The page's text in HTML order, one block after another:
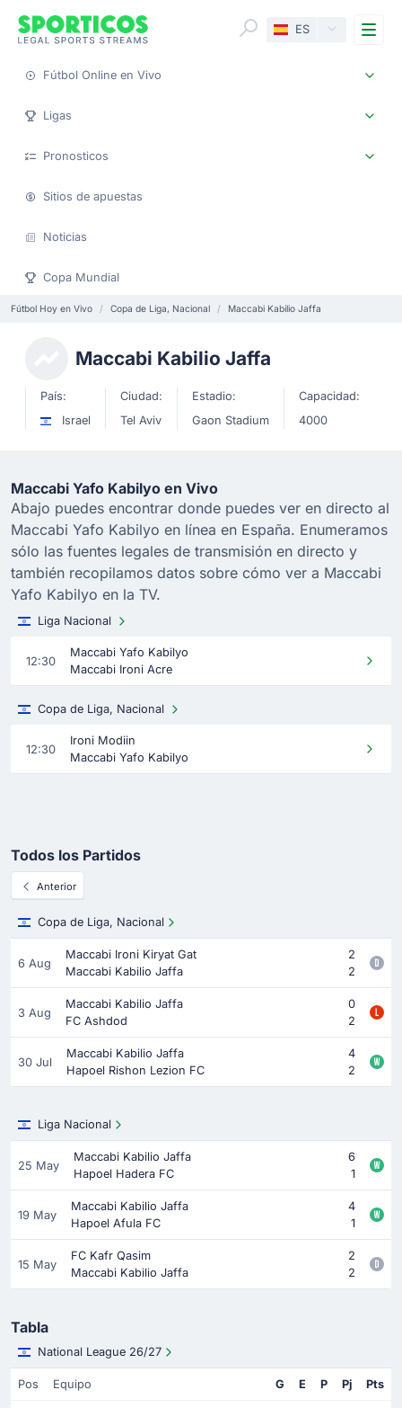
ES
Fútbol Online en Vivo
Ligas
Pronosticos
Sitios de apuestas
Noticias
Copa Mundial
Fútbol Hoy en Vivo Copa de Liga, Nacional Maccabi Kabilio Jaffa
Maccabi Kabilio Jaffa
País:
Israel
Ciudad:
Tel Aviv
Estadio:
Gaon Stadium
Capacidad:
4000
Maccabi Yafo Kabilyo en Vivo
Abajo puedes encontrar donde puedes ver en directo al
Maccabi Yafo Kabilyo en línea en España. Enumeramos
sólo las fuentes legales de transmisión en directo y
también recopilamos datos sobre cómo ver a Maccabi
Yafo Kabilyo en la TV.
Liga Nacional
12:30
Maccabi Yafo Kabilyo
Maccabi Ironi Acre
Copa de Liga, Nacional
12:30
Ironi Modiin
Maccabi Yafo Kabilyo
Todos los Partidos
Anterior
Copa de Liga, Nacional
6 Aug
Maccabi Ironi Kiryat Gat
2
Maccabi Kabilio Jaffa
2
3 Aug
Maccabi Kabilio Jaffa
0
FC Ashdod
2
30 Jul
Maccabi Kabilio Jaffa
4
Hapoel Rishon Lezion FC
2
Liga Nacional
25 May
Maccabi Kabilio Jaffa
6
Hapoel Hadera FC
1
19 May
Maccabi Kabilio Jaffa
4
Hapoel Afula FC
1
15 May
FC Kafr Qasim
2
Maccabi Kabilio Jaffa
2
Tabla
National League 26/27
Pos Equipo G E P Pj Pts